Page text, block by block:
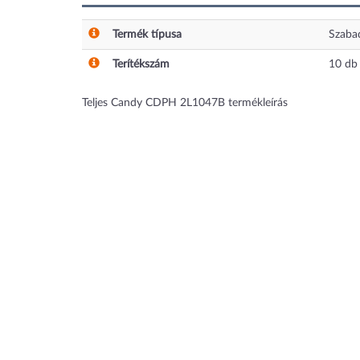
Termék típusa
Terítékszám 10 db
Teljes Candy CDPH 2L1047B termékleírás